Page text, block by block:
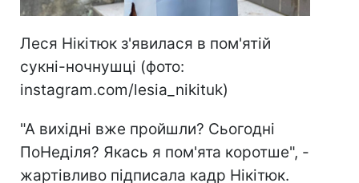
Леся Нікітюк з'явилася в пом'ятій
сукні-ночнушці (фото:
instagram.com/lesia_nikituk)
"А вихідні вже пройшли? Сьогодні
ПоНеділя? Якась я пом'ята коротше", -
жартівливо підписала кадр Нікітюк.